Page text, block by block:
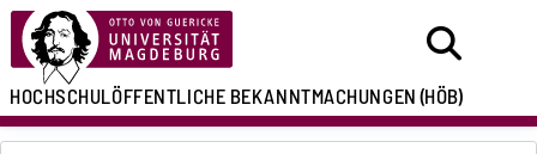
HOCHSCHULÖFFENTLICHEBEKANNTMACHUNGEN(HÖB)